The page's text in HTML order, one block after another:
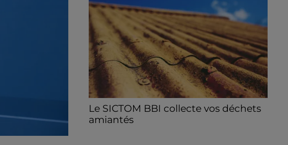
les sorties estivales de Chartres Tourisme.
Le SICTOM BBI collecte vos déchets
amiantés